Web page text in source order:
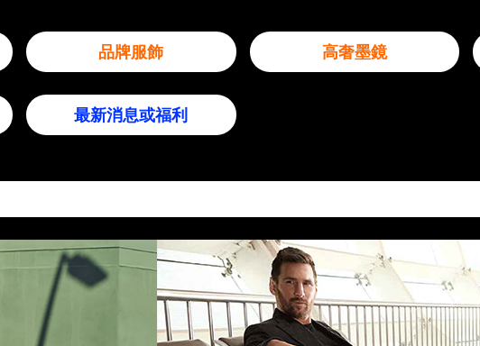
品牌服飾 高奢墨鏡
最新消息或福利